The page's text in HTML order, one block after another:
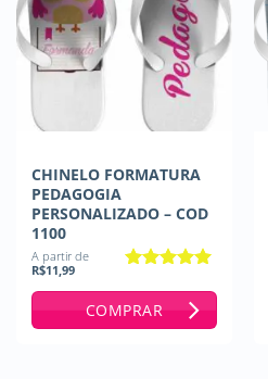
CHINELO FORMATURA
PEDAGOGIA
PERSONALIZADO – COD
1100
A partir de
R$11,99
COMPRAR